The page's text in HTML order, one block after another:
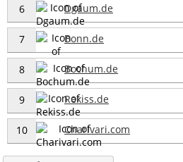
6 Dgaum.de
7 Bonn.de
8 Bochum.de
9 Rekiss.de
10 Charivari.com